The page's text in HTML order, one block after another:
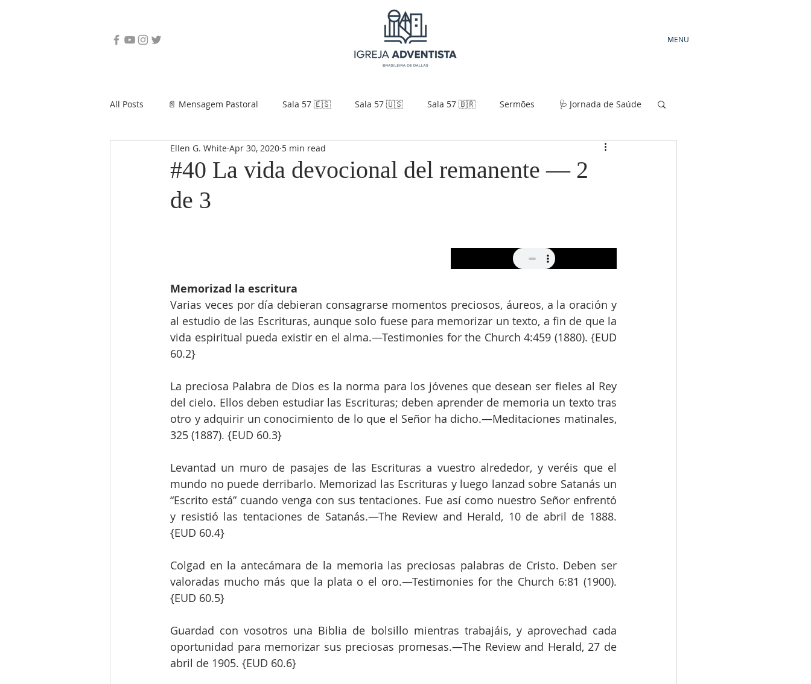
MENU
All Posts 📄 Mensagem Pastoral Sala 57 🇪🇸 Sala 57 🇺🇸 Sala 57 🇧🇷 Sermões 🩺 Jornada de Saúde
#40 La vida devocional del remanente — 2
de 3
Ellen G. White Apr 30, 2020 5 min read
Memorizad la escritura
Varias veces por día debieran consagrarse momentos preciosos, áureos, a la oración y
al estudio de las Escrituras, aunque solo fuese para memorizar un texto, a fin de que la
vida espiritual pueda existir en el alma.—Testimonies for the Church 4:459 (1880). {EUD
60.2}
La preciosa Palabra de Dios es la norma para los jóvenes que desean ser fieles al Rey
del cielo. Ellos deben estudiar las Escrituras; deben aprender de memoria un texto tras
otro y adquirir un conocimiento de lo que el Señor ha dicho.—Meditaciones matinales,
325 (1887). {EUD 60.3}
Levantad un muro de pasajes de las Escrituras a vuestro alrededor, y veréis que el
mundo no puede derribarlo. Memorizad las Escrituras y luego lanzad sobre Satanás un
“Escrito está” cuando venga con sus tentaciones. Fue así como nuestro Señor enfrentó
y resistió las tentaciones de Satanás.—The Review and Herald, 10 de abril de 1888.
{EUD 60.4}
Colgad en la antecámara de la memoria las preciosas palabras de Cristo. Deben ser
valoradas mucho más que la plata o el oro.—Testimonies for the Church 6:81 (1900).
{EUD 60.5}
Guardad con vosotros una Biblia de bolsillo mientras trabajáis, y aprovechad cada
oportunidad para memorizar sus preciosas promesas.—The Review and Herald, 27 de
abril de 1905. {EUD 60.6}